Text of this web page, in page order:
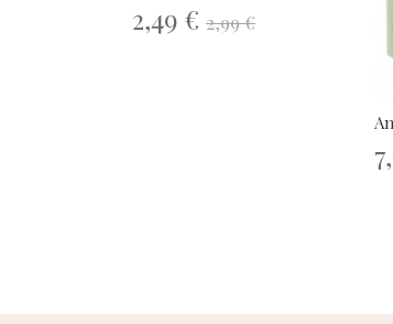
2,49 € 2,99 €